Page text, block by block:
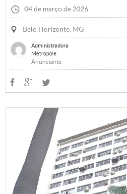
04 de março de 2026
Belo Horizonte, MG
Administradora
Metrópole
Anunciante